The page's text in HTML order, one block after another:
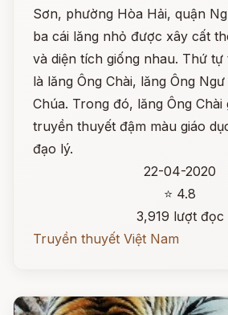
Sơn, phường Hòa Hải, quận
ba cái lăng nhỏ được xây cất
và diện tích giống nhau. Thứ tự
là lăng Ông Chài, lăng Ông
Chúa. Trong đó, lăng Ông
truyền thuyết đậm màu giáo
đạo lý.
22-04-2020
⭐ 4.8
3,919 lượt đọc
Truyền thuyết Việt Nam